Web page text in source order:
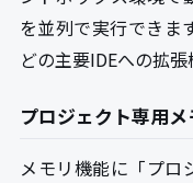
を並列で実行できま
どの主要IDEへの拡張
プロジェクト専用
メモリ機能に「プロ